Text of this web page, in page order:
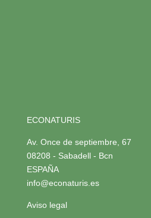
ECONATURIS
Av. Once de septiembre, 67
08208 - Sabadell - Bcn
ESPAÑA
info@econaturis.es
Aviso legal